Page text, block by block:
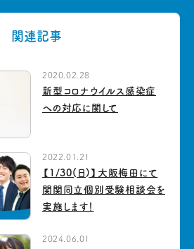
関連記事
2020.02.28
新型コロナウイルス感染症
への対応に関して
2022.01.21
【1/30(日)】大阪梅田にて
関関同立個別受験相談会を
実施します！
2024.06.01